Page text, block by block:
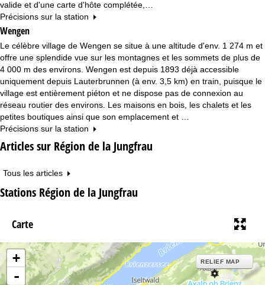
valide et d'une carte d'hôte complétée,…
Précisions sur la station
Wengen
Le célèbre village de Wengen se situe à une altitude d'env. 1 274 m et
offre une splendide vue sur les montagnes et les sommets de plus de
4 000 m des environs. Wengen est depuis 1893 déjà accessible
uniquement depuis Lauterbrunnen (à env. 3,5 km) en train, puisque le
village est entièrement piéton et ne dispose pas de connexion au
réseau routier des environs. Les maisons en bois, les chalets et les
petites boutiques ainsi que son emplacement et …
Précisions sur la station
Articles sur Région de la Jungfrau
Tous les articles
Stations Région de la Jungfrau
Carte
+
-
RELIEF MAP